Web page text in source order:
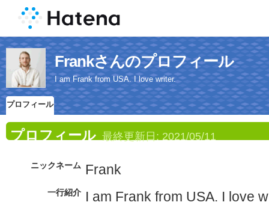
Frankさんのプロフィール
I am Frank from USA. I love writer.
プロフィール
プロフィール 最終更新日: 2021/05/11
ニックネーム Frank
一行紹介 I am Frank from USA. I love